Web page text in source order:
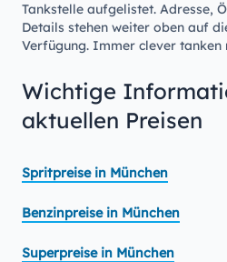
Tankstelle aufgelistet. Adresse,
Details stehen weiter oben auf
Verfügung. Immer clever tanken
Wichtige
aktuellen Preisen
Spritpreise in München
Benzinpreise in München
Superpreise in München